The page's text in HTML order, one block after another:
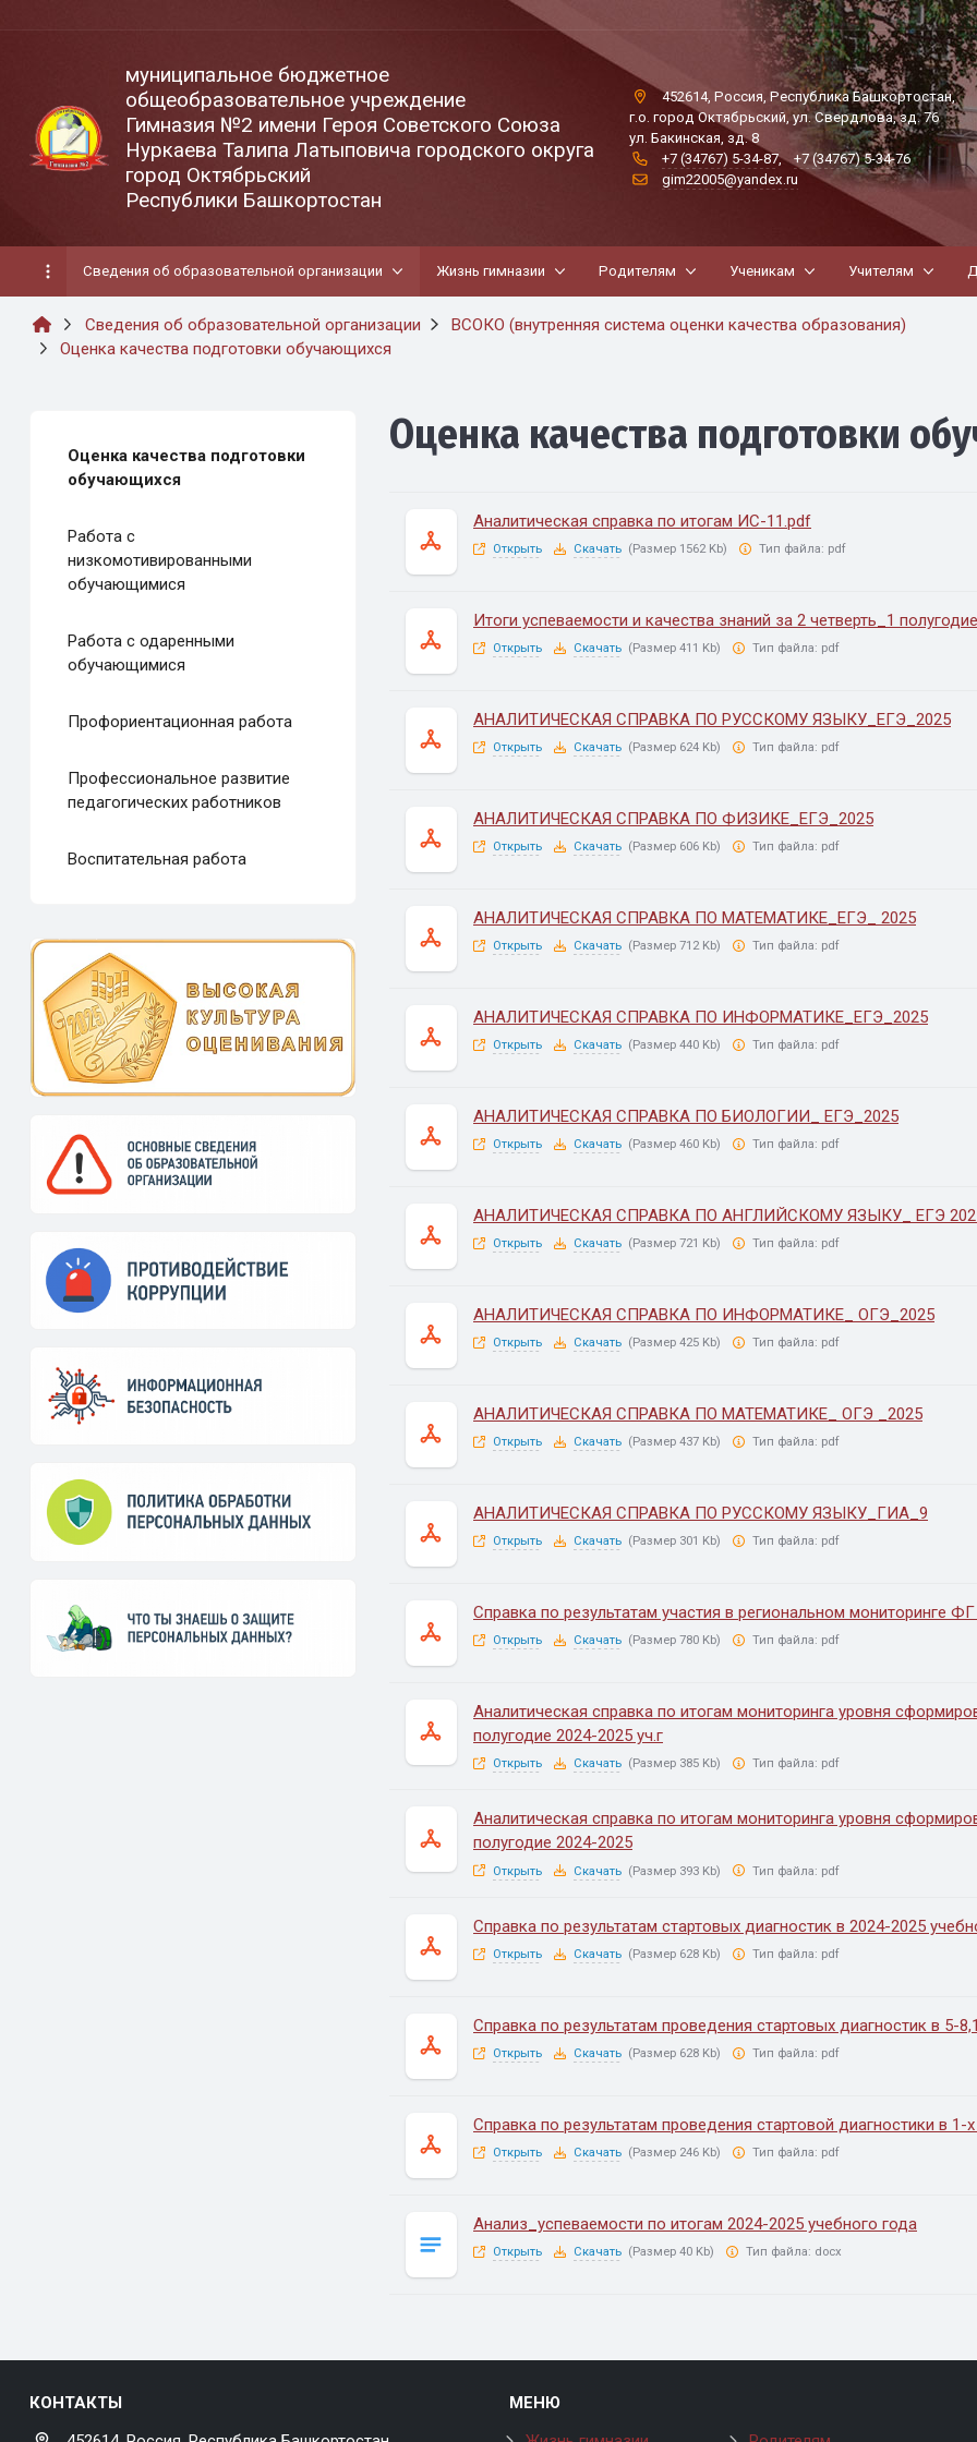
муниципальное бюджетное
общеобразовательное учреждение
Гимназия №2 имени Героя Советского Союза
Нуркаева Талипа Латыповича городского округа
город Октябрьский
Республики Башкортостан
452614, Россия, Республика Башкортостан,
г.о. город Октябрьский, ул. Свердлова, зд. 76
ул. Бакинская, зд. 8
+7 (34767) 5-34-87,
+7 (34767) 5-34-76
gim22005@yandex.ru
Сведения об образовательной организации Жизнь гимназии Родителям Ученикам Учителям
Сведения об образовательной организации
ВСОКО (внутренняя система оценки качества образования)
Оценка качества подготовки обучающихся
Оценка качества подготовки
обучающихся
Работа с
низкомотивированными
обучающимися
Работа с одаренными
обучающимися
Профориентационная работа
Профессиональное развитие
педагогических работников
Воспитательная работа
Оценка качества подготовки
Аналитическая справка по итогам ИС-11.pdf
Открыть Скачать (Размер 1562 Kb) Тип файла: pdf
Итоги успеваемости и качества знаний за 2 четверть_1
Открыть Скачать (Размер 411 Kb) Тип файла: pdf
АНАЛИТИЧЕСКАЯ СПРАВКА ПО РУССКОМУ ЯЗЫКУ_ЕГЭ_2025
Открыть Скачать (Размер 624 Kb) Тип файла: pdf
АНАЛИТИЧЕСКАЯ СПРАВКА ПО ФИЗИКЕ_ЕГЭ_2025
Открыть Скачать (Размер 606 Kb) Тип файла: pdf
АНАЛИТИЧЕСКАЯ СПРАВКА ПО МАТЕМАТИКЕ_ЕГЭ_ 2025
Открыть Скачать (Размер 712 Kb) Тип файла: pdf
АНАЛИТИЧЕСКАЯ СПРАВКА ПО ИНФОРМАТИКЕ_ЕГЭ_2025
Открыть Скачать (Размер 440 Kb) Тип файла: pdf
АНАЛИТИЧЕСКАЯ СПРАВКА ПО БИОЛОГИИ_ ЕГЭ_2025
Открыть Скачать (Размер 460 Kb) Тип файла: pdf
АНАЛИТИЧЕСКАЯ СПРАВКА ПО АНГЛИЙСКОМУ ЯЗЫКУ_ ЕГЭ
Открыть Скачать (Размер 721 Kb) Тип файла: pdf
АНАЛИТИЧЕСКАЯ СПРАВКА ПО ИНФОРМАТИКЕ_ ОГЭ_2025
Открыть Скачать (Размер 425 Kb) Тип файла: pdf
АНАЛИТИЧЕСКАЯ СПРАВКА ПО МАТЕМАТИКЕ_ ОГЭ _2025
Открыть Скачать (Размер 437 Kb) Тип файла: pdf
АНАЛИТИЧЕСКАЯ СПРАВКА ПО РУССКОМУ ЯЗЫКУ_ГИА_9
Открыть Скачать (Размер 301 Kb) Тип файла: pdf
Справка по результатам участия в региональном мониторинге ФГ
Открыть Скачать (Размер 780 Kb) Тип файла: pdf
Аналитическая справка по итогам мониторинга уровня
полугодие 2024-2025 уч.г
Открыть Скачать (Размер 385 Kb) Тип файла: pdf
Аналитическая справка по итогам мониторинга уровня
полугодие 2024-2025
Открыть Скачать (Размер 393 Kb) Тип файла: pdf
Справка по результатам стартовых диагностик в 2024-2025
Открыть Скачать (Размер 628 Kb) Тип файла: pdf
Справка по результатам проведения стартовых диагностик в 5-
Открыть Скачать (Размер 628 Kb) Тип файла: pdf
Справка по результатам проведения стартовой диагностики в 1-
Открыть Скачать (Размер 246 Kb) Тип файла: pdf
Анализ_успеваемости по итогам 2024-2025 учебного года
Открыть Скачать (Размер 40 Kb) Тип файла: docx
КОНТАКТЫ
МЕНЮ